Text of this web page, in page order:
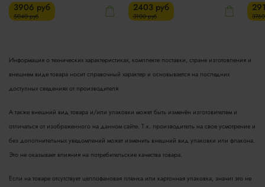
3906 руб
5040 руб
2403 руб
3100 руб
Информация о технических характеристиках, комплекте поставки, стране изготовления и
внешнем виде товара носит справочный характер и основывается на последних
доступных сведениях от производителя
А также внешний вид товара и/или упаковки может быть изменён изготовителем и
отличаться от изображенного на данном сайте. Т.к. производитель на свое усмотрение и
без дополнительных уведомлений может изменить внешний вид упаковки или флакона.
Это не оказывает влияния на потребительские качества товара.
Если на товаре отсутствует целлофановая пленка или картонная упаковка, значит это не